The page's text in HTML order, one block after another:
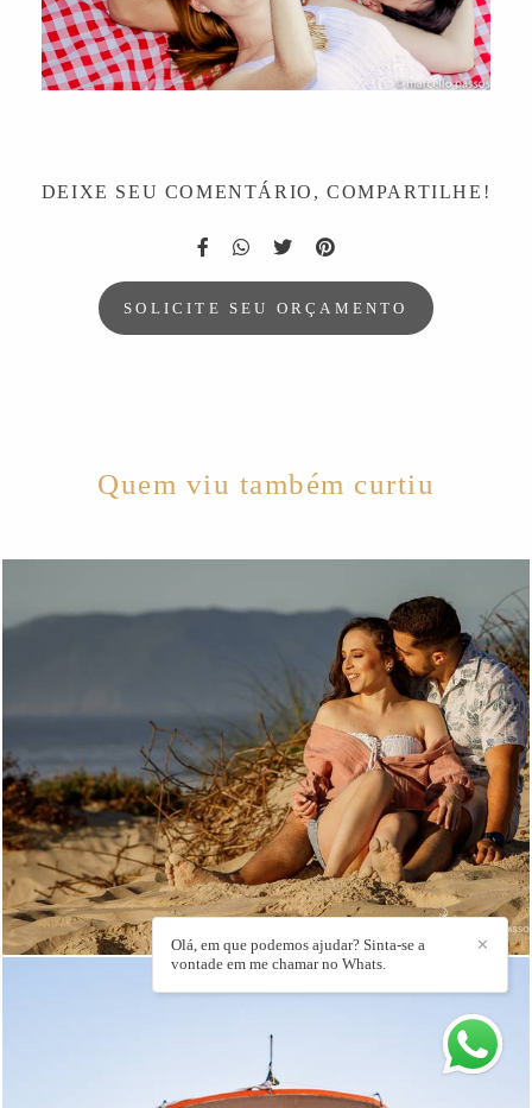
DEIXE SEU COMENTÁRIO, COMPARTILHE!
SOLICITE SEU ORÇAMENTO
Quem viu também curtiu
364 0
✕
Olá, em que podemos ajudar? Sinta-se a
vontade em me chamar no Whats.